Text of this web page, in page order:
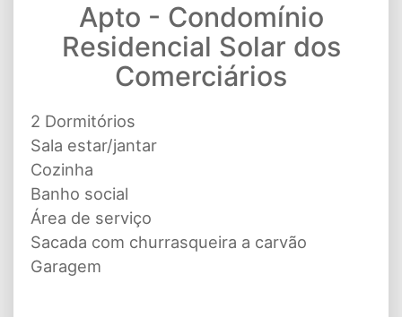
Apto - Condomínio
Residencial Solar dos
Comerciários
2 Dormitórios
Sala estar/jantar
Cozinha
Banho social
Área de serviço
Sacada com churrasqueira a carvão
Garagem